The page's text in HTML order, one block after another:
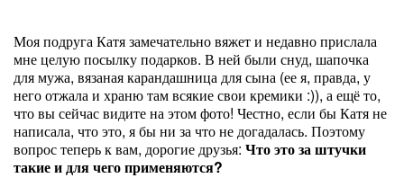
Моя подруга Катя замечательно вяжет и недавно прислала
мне целую посылку подарков. В ней были снуд, шапочка
для мужа, вязаная карандашница для сына (ее я, правда, у
него отжала и храню там всякие свои кремики :)), а ещё то,
что вы сейчас видите на этом фото! Честно, если бы Катя не
написала, что это, я бы ни за что не догадалась. Поэтому
вопрос теперь к вам, дорогие друзья: Что это за штучки
такие и для чего применяются?